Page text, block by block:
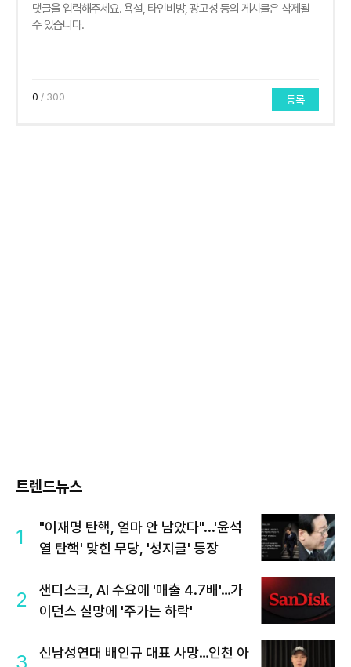
0 / 300 등록
트렌드뉴스
1
"이재명 탄핵, 얼마 안 남았다"...'윤석
열 탄핵' 맞힌 무당, '성지글' 등장
2
샌디스크, AI 수요에 '매출 4.7배'…가
이던스 실망에 '주가는 하락'
신남성연대 배인규 대표 사망…인천 아